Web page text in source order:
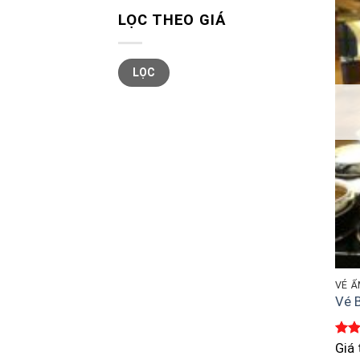
LỌC THEO GIÁ
Giá
tối
thiểu
Giá
tối
đa
LỌC
VÉ
Vé
Giá